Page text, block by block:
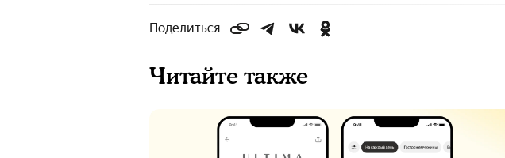
Поделиться
Читайте также